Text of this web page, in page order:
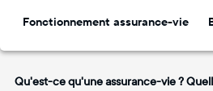
Fonctionnement assurance-vie
Qu'est-ce qu'une assurance-vie ?